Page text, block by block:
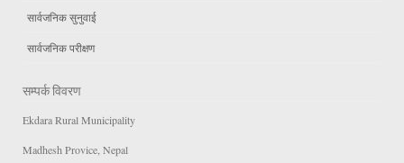
सार्वजनिक सुनुवाई
सार्वजनिक परीक्षण
सम्पर्क विवरण
Ekdara Rural Municipality
Madhesh Provice, Nepal